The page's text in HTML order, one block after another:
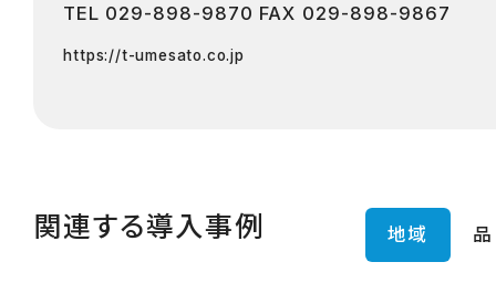
TEL 029-898-9870 FAX 029-898-9867
https://t-umesato.co.jp
関連する導入事例 地域